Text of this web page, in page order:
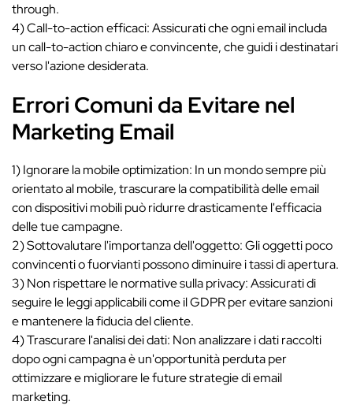
through.
4) Call-to-action efficaci: Assicurati che ogni email includa
un call-to-action chiaro e convincente, che guidi i destinatari
verso l'azione desiderata.
Errori Comuni da Evitare nel
Marketing Email
1) Ignorare la mobile optimization: In un mondo sempre più
orientato al mobile, trascurare la compatibilità delle email
con dispositivi mobili può ridurre drasticamente l'efficacia
delle tue campagne.
2) Sottovalutare l'importanza dell'oggetto: Gli oggetti poco
convincenti o fuorvianti possono diminuire i tassi di apertura.
3) Non rispettare le normative sulla privacy: Assicurati di
seguire le leggi applicabili come il GDPR per evitare sanzioni
e mantenere la fiducia del cliente.
4) Trascurare l'analisi dei dati: Non analizzare i dati raccolti
dopo ogni campagna è un'opportunità perduta per
ottimizzare e migliorare le future strategie di email
marketing.